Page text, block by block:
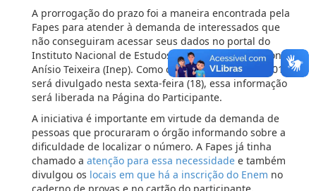
A prorrogação do prazo foi a maneira encontrada pela
Fapes para atender à demanda de interessados que
não conseguiram acessar seus dados no portal do
Instituto Nacional de Estudos e Pesquisas Educacionais
Anísio Teixeira (Inep). Como o resultado do Enem 2018
será divulgado nesta sexta-feira (18), essa informação
será liberada na Página do Participante.
A iniciativa é importante em virtude da demanda de
pessoas que procuraram o órgão informando sobre a
dificuldade de localizar o número. A Fapes já tinha
chamado a atenção para essa necessidade e também
divulgou os locais em que há a inscrição do Enem no